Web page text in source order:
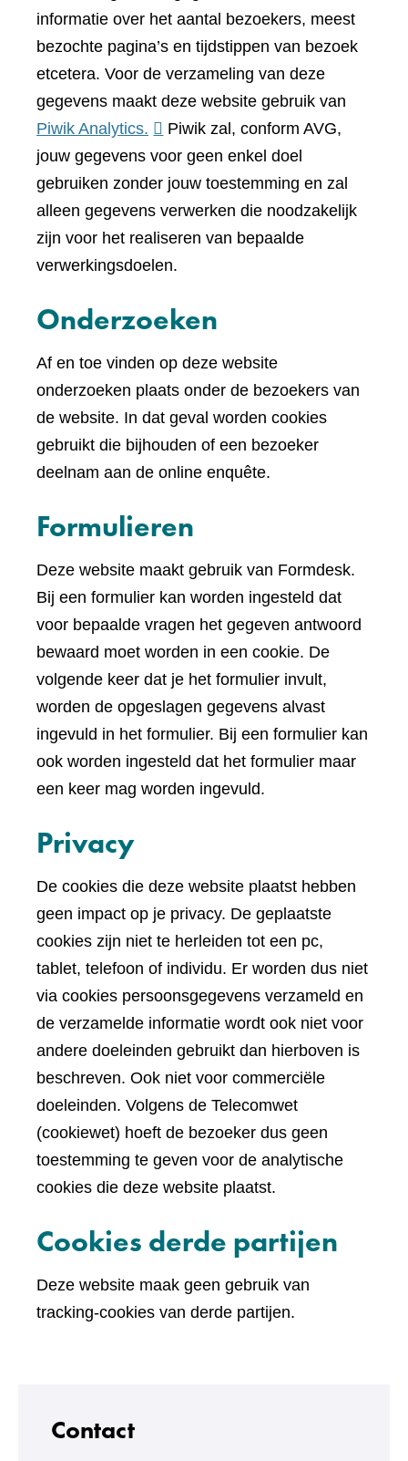
informatie over het aantal bezoekers, meest
bezochte pagina’s en tijdstippen van bezoek
etcetera. Voor de verzameling van deze
gegevens maakt deze website gebruik van
Piwik Analytics. (verwijst
naar
een
andere
website)
Piwik zal, conform AVG,
jouw gegevens voor geen enkel doel
gebruiken zonder jouw toestemming en zal
alleen gegevens verwerken die noodzakelijk
zijn voor het realiseren van bepaalde
verwerkingsdoelen.
Onderzoeken
Af en toe vinden op deze website
onderzoeken plaats onder de bezoekers van
de website. In dat geval worden cookies
gebruikt die bijhouden of een bezoeker
deelnam aan de online enquête.
Formulieren
Deze website maakt gebruik van Formdesk.
Bij een formulier kan worden ingesteld dat
voor bepaalde vragen het gegeven antwoord
bewaard moet worden in een cookie. De
volgende keer dat je het formulier invult,
worden de opgeslagen gegevens alvast
ingevuld in het formulier. Bij een formulier kan
ook worden ingesteld dat het formulier maar
een keer mag worden ingevuld.
Privacy
De cookies die deze website plaatst hebben
geen impact op je privacy. De geplaatste
cookies zijn niet te herleiden tot een pc,
tablet, telefoon of individu. Er worden dus niet
via cookies persoonsgegevens verzameld en
de verzamelde informatie wordt ook niet voor
andere doeleinden gebruikt dan hierboven is
beschreven. Ook niet voor commerciële
doeleinden. Volgens de Telecomwet
(cookiewet) hoeft de bezoeker dus geen
toestemming te geven voor de analytische
cookies die deze website plaatst.
Cookies derde partijen
Deze website maak geen gebruik van
tracking-cookies van derde partijen.
Contact